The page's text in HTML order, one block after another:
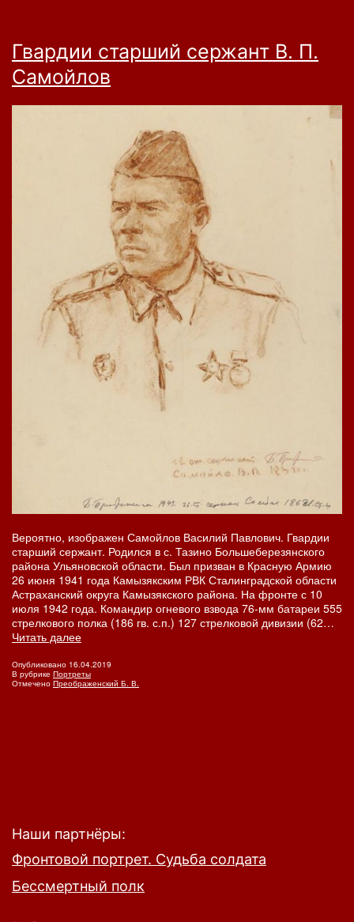
Гвардии старший сержант В. П.
Самойлов
Вероятно, изображен Самойлов Василий Павлович. Гвардии
старший сержант. Родился в с. Тазино Большеберезянского
района Ульяновской области. Был призван в Красную Армию
26 июня 1941 года Камызякским РВК Сталинградской области
Астраханский округа Камызякского района. На фронте с 10
июля 1942 года. Командир огневого взвода 76-мм батареи 555
стрелкового полка (186 гв. с.п.) 127 стрелковой дивизии (62…
Читать далееГвардии
сержант
В.
П.
Опубликовано 16.04.2019
В рубрике Портреты
Отмечено Преображенский Б. В.
Наши партнёры:
Фронтовой портрет. Судьба солдата
Бессмертный полк